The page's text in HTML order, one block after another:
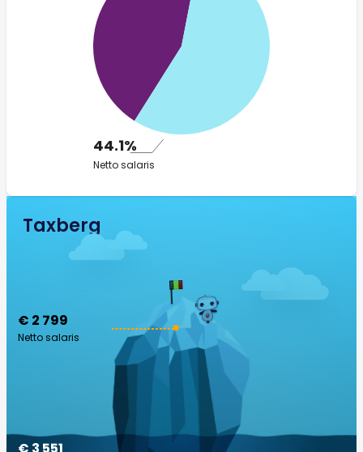
44.1%
Netto salaris
Taxberg
€ 2 799
Netto salaris